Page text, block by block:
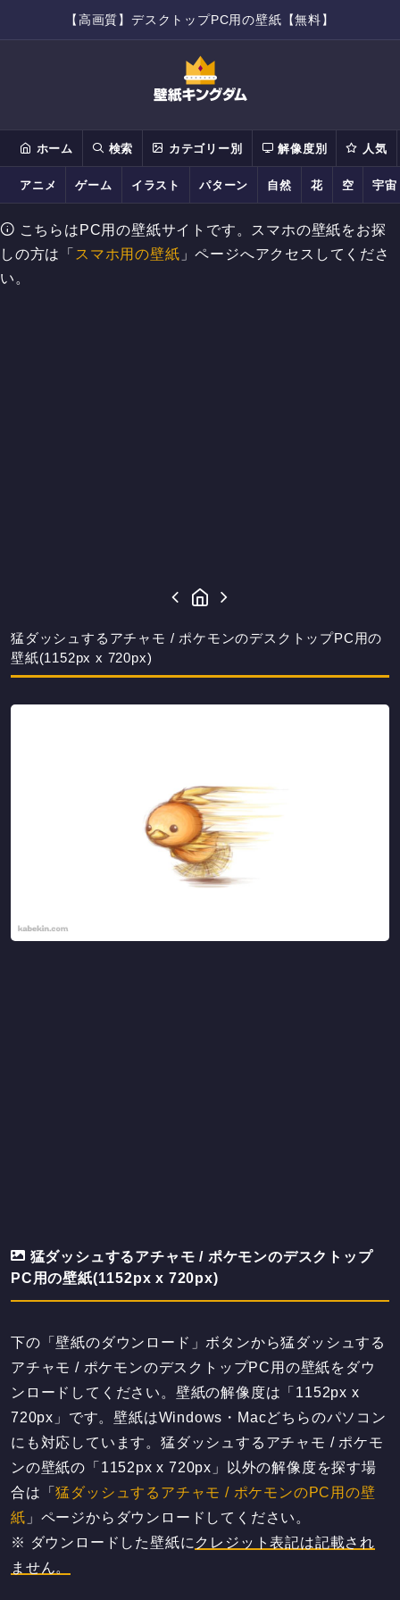
【高画質】デスクトップPC用の壁紙【無料】
ホーム 検索 カテゴリー別 解像度別 人気
アニメ ゲーム イラスト パターン 自然 花 空 宇宙
こちらはPC用の壁紙サイトです。スマホの壁紙をお探
しの方は「 スマホ用の壁紙 」ページへアクセスしてくださ
い。
猛ダッシュするアチャモ / ポケモンのデスクトップPC用の
壁紙(1152px x 720px)
猛ダッシュするアチャモ / ポケモンのデスクトップ
PC用の壁紙(1152px x 720px)
下の「壁紙のダウンロード」ボタンから猛ダッシュする
アチャモ / ポケモンのデスクトップPC用の壁紙をダウ
ンロードしてください。壁紙の解像度は「1152px x
720px」です。壁紙はWindows・Macどちらのパソコン
にも対応しています。猛ダッシュするアチャモ / ポケモ
ンの壁紙の「1152px x 720px」以外の解像度を探す場
合は「猛ダッシュするアチャモ / ポケモンのPC用の壁
紙 」ページからダウンロードしてください。
※ ダウンロードした壁紙に クレジット表記は記載され
ません。